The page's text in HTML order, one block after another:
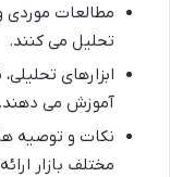
مطالعات موردی
تحلیل می کنند.
ابزارهای
آموزش می دهند.
نکات و توصیه
مختلف بازار